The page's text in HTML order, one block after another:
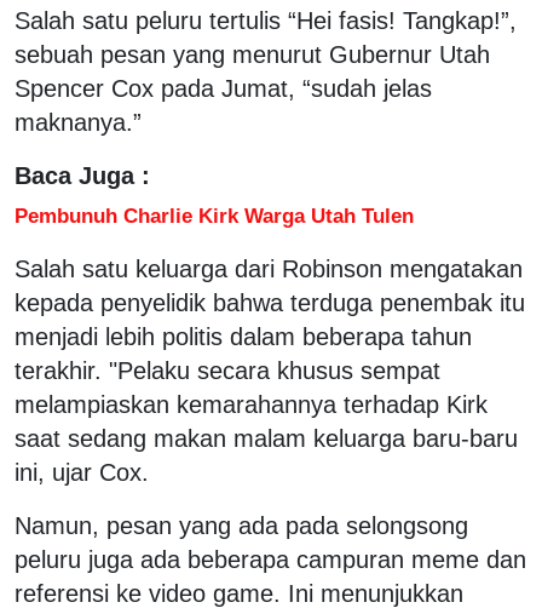
Salah satu peluru tertulis “Hei fasis! Tangkap!”,
sebuah pesan yang menurut Gubernur Utah
Spencer Cox pada Jumat, “sudah jelas
maknanya.”
Baca Juga :
Pembunuh Charlie Kirk Warga Utah Tulen
Salah satu keluarga dari Robinson mengatakan
kepada penyelidik bahwa terduga penembak itu
menjadi lebih politis dalam beberapa tahun
terakhir. "Pelaku secara khusus sempat
melampiaskan kemarahannya terhadap Kirk
saat sedang makan malam keluarga baru-baru
ini, ujar Cox.
Namun, pesan yang ada pada selongsong
peluru juga ada beberapa campuran meme dan
referensi ke video game. Ini menunjukkan